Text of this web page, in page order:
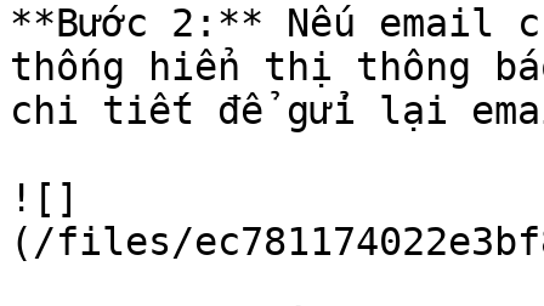
**Bước 2:** Nếu email
thống hiển thị thông
chi tiết để gửi lại
![]
(/files/